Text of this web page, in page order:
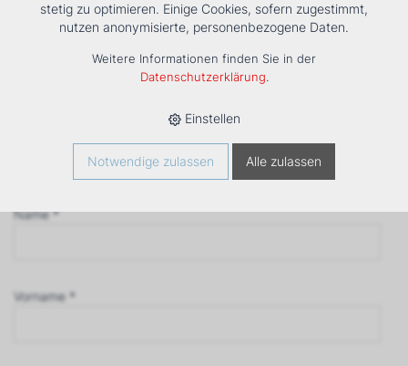
‹ Zurück
Anfrage
Name *
Vorname *
stetig zu optimieren. Einige Cookies, sofern zugestimmt,
nutzen anonymisierte, personenbezogene Daten.
Weitere Informationen finden Sie in der
Datenschutzerklärung.
Einstellen
Notwendige zulassen Alle zulassen